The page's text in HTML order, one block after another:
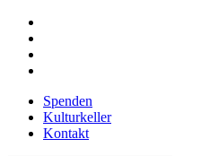
Spenden
Kulturkeller
Kontakt